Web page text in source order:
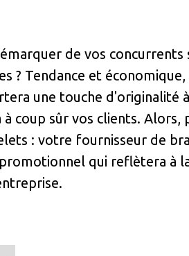
de vos concurrents
? Tendance et
une touche d'originalité
coup sûr vos clients. Alors,
: votre fournisseur de
qui reflètera à